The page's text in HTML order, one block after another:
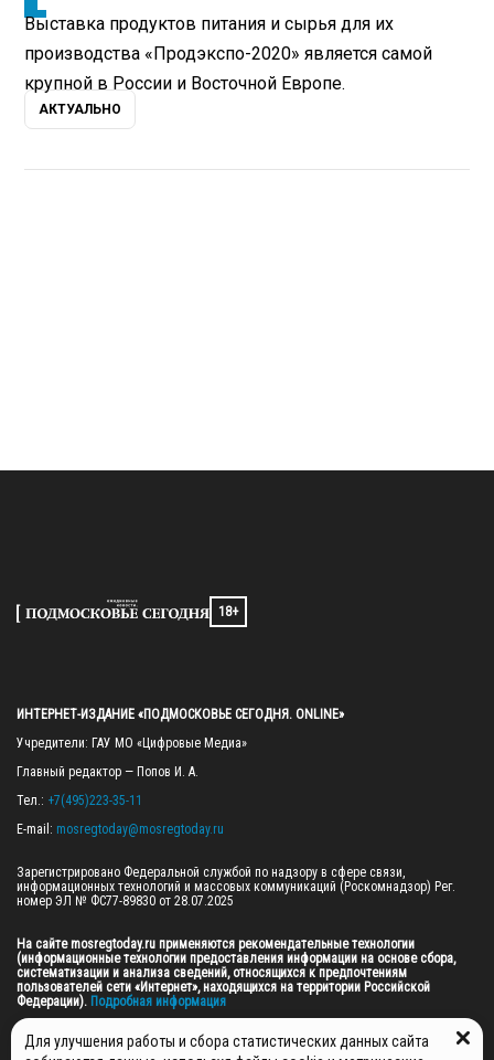
Выставка продуктов питания и сырья для их
производства «Продэкспо-2020» является самой
крупной в России и Восточной Европе.
АКТУАЛЬНО
18+
ИНТЕРНЕТ-ИЗДАНИЕ «ПОДМОСКОВЬЕ СЕГОДНЯ. ONLINE»
Учредители: ГАУ МО «Цифровые Медиа»
Главный редактор — Попов И. А.
Тел.: +7(495)223-35-11
E-mail: mosregtoday@mosregtoday.ru
Зарегистрировано Федеральной службой по надзору в сфере связи,
информационных технологий и массовых коммуникаций (Роскомнадзор) Рег.
номер ЭЛ № ФС77-89830 от 28.07.2025
На сайте mosregtoday.ru применяются рекомендательные технологии
(информационные технологии предоставления информации на основе сбора,
систематизации и анализа сведений, относящихся к предпочтениям
пользователей сети «Интернет», находящихся на территории Российской
Федерации). Подробная информация
© 2026 ПРАВА НА ВСЕ МАТЕРИАЛЫ САЙТА ПРИНАДЛЕЖАТ ГАУ МО "ЦИФРОВЫЕ
МЕДИА" (ОГРН: 1255000059467).
Для улучшения работы и сбора статистических данных сайта